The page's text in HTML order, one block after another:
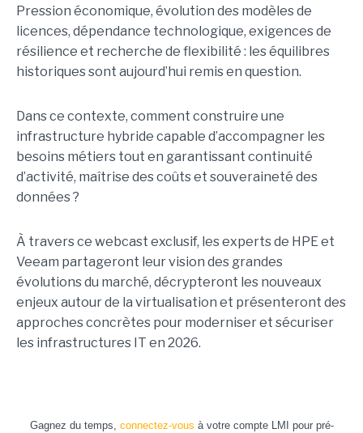
Pression économique, évolution des modèles de
licences, dépendance technologique, exigences de
résilience et recherche de flexibilité : les équilibres
historiques sont aujourd’hui remis en question.
Dans ce contexte, comment construire une
infrastructure hybride capable d’accompagner les
besoins métiers tout en garantissant continuité
d’activité, maîtrise des coûts et souveraineté des
données ?
À travers ce webcast exclusif, les experts de HPE et
Veeam partageront leur vision des grandes
évolutions du marché, décrypteront les nouveaux
enjeux autour de la virtualisation et présenteront des
approches concrètes pour moderniser et sécuriser
les infrastructures IT en 2026.
Gagnez du temps, connectez-vous à votre compte LMI pour pré-